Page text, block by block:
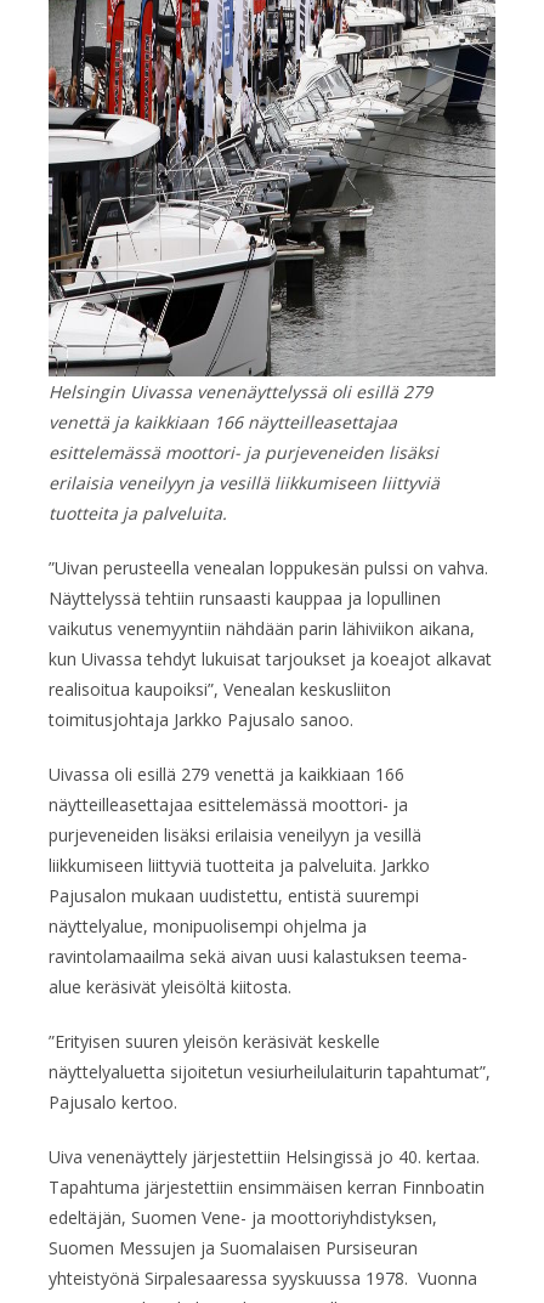
Helsingin Uivassa venenäyttelyssä oli esillä 279
venettä ja kaikkiaan 166 näytteilleasettajaa
esittelemässä moottori- ja purjeveneiden lisäksi
erilaisia veneilyyn ja vesillä liikkumiseen liittyviä
tuotteita ja palveluita.
”Uivan perusteella venealan loppukesän pulssi on vahva.
Näyttelyssä tehtiin runsaasti kauppaa ja lopullinen
vaikutus venemyyntiin nähdään parin lähiviikon aikana,
kun Uivassa tehdyt lukuisat tarjoukset ja koeajot alkavat
realisoitua kaupoiksi”, Venealan keskusliiton
toimitusjohtaja Jarkko Pajusalo sanoo.
Uivassa oli esillä 279 venettä ja kaikkiaan 166
näytteilleasettajaa esittelemässä moottori- ja
purjeveneiden lisäksi erilaisia veneilyyn ja vesillä
liikkumiseen liittyviä tuotteita ja palveluita. Jarkko
Pajusalon mukaan uudistettu, entistä suurempi
näyttelyalue, monipuolisempi ohjelma ja
ravintolamaailma sekä aivan uusi kalastuksen teema-
alue keräsivät yleisöltä kiitosta.
”Erityisen suuren yleisön keräsivät keskelle
näyttelyaluetta sijoitetun vesiurheilulaiturin tapahtumat”,
Pajusalo kertoo.
Uiva venenäyttely järjestettiin Helsingissä jo 40. kertaa.
Tapahtuma järjestettiin ensimmäisen kerran Finnboatin
edeltäjän, Suomen Vene- ja moottoriyhdistyksen,
Suomen Messujen ja Suomalaisen Pursiseuran
yhteistyönä Sirpalesaaressa syyskuussa 1978. Vuonna